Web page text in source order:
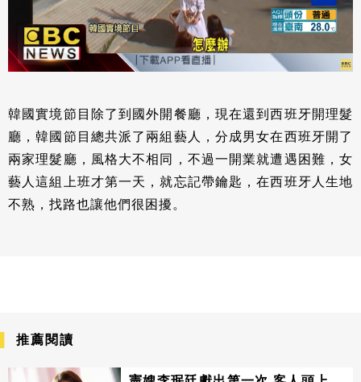
韓國實境節目除了到國外開餐廳，現在還到西班牙開理髮
廳，韓國節目總共派了兩組藝人，分成男女在西班牙開了
兩家理髮廳，風格大不相同，不過一開業就遭遇困難，女
藝人這組上班才第一天，就忘記帶鑰匙，在西班牙人生地
不熟，找路也讓他們很困擾。
推薦閱讀